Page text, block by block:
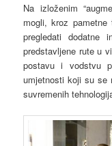
Na izloženim
mogli, kroz pametne
pregledati dodatne
predstavljene rute u
postavu i vodstvu
umjetnosti koji su se
suvremenih